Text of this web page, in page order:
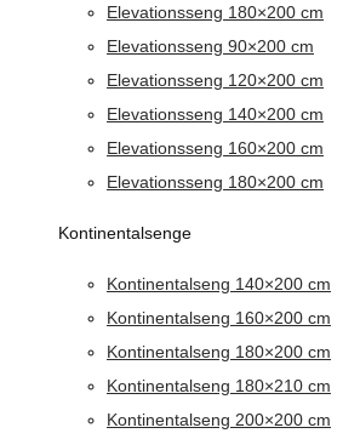
Elevationsseng 180×200 cm
Elevationsseng 90×200 cm
Elevationsseng 120×200 cm
Elevationsseng 140×200 cm
Elevationsseng 160×200 cm
Elevationsseng 180×200 cm
Kontinentalsenge
Kontinentalseng 140×200 cm
Kontinentalseng 160×200 cm
Kontinentalseng 180×200 cm
Kontinentalseng 180×210 cm
Kontinentalseng 200×200 cm